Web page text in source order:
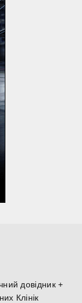
довідник +
Клінік